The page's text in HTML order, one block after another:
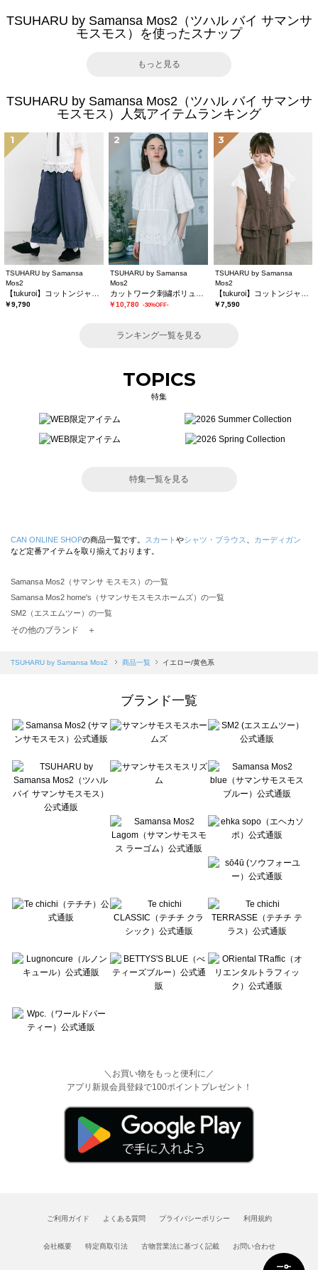
TSUHARU by Samansa Mos2（ツハル バイ サマンサ
モスモス）を使ったスナップ
もっと見る
TSUHARU by Samansa Mos2（ツハル バイ サマンサ
モスモス）人気アイテムランキング
1
TSUHARU by Samansa
Mos2
￥9,790
2
TSUHARU by Samansa
Mos2
￥10,780 -30%OFF-
3
TSUHARU by Samansa
Mos2
￥7,590
ランキング一覧を見る
TOPICS
特集
特集一覧を見る
CAN ONLINE SHOPの商品一覧です。 スカート やシャツ・ブラウス
カーディガン
など定番アイテムを取り揃えております。
Samansa Mos2（サマンサ モスモス）の一覧
Samansa Mos2 home's（サマンサモスモスホームズ）の一覧
SM2（エスエムツー）の一覧
TSUHARU by Samansa Mos2（ツハルバイサマンサモスモス）の一覧
Samansa Mos2 blue（サマンサモスモス ブルー）の一覧
Te chichi（テチチ）の一覧
Te chichi CLASSIC（テチチ クラシック）の一覧
Lugnoncure（ルノンキュール）の一覧
BETTY'S BLUE（べティーズブルー）の一覧
Wpc.（ワールドパーティー）の一覧
その他のブランド ＋
TSUHARU by Samansa Mos2 商品一覧 イエロー/黄色系
ブランド一覧
＼お買い物をもっと便利に／
アプリ新規会員登録で100ポイントプレゼント！
ご利用ガイド よくある質問 プライバシーポリシー 利用規約
会社概要 特定商取引法 古物営業法に基づく記載 お問い合わせ